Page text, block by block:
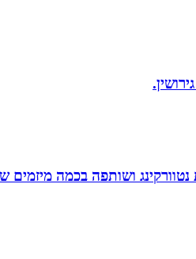
ושותפה בכמה מיזמים